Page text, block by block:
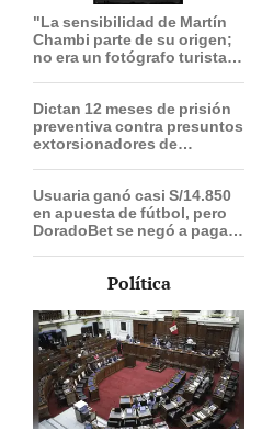
"La sensibilidad de Martín
Chambi parte de su origen;
no era un fotógrafo turista,
Dictan 12 meses de prisión
preventiva contra presuntos
extorsionadores de
Usuaria ganó casi S/14.850
en apuesta de fútbol, pero
DoradoBet se negó a pagar:
Política